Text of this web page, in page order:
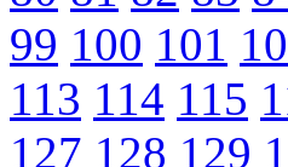
99 100 101
113 114 115
127 128 129